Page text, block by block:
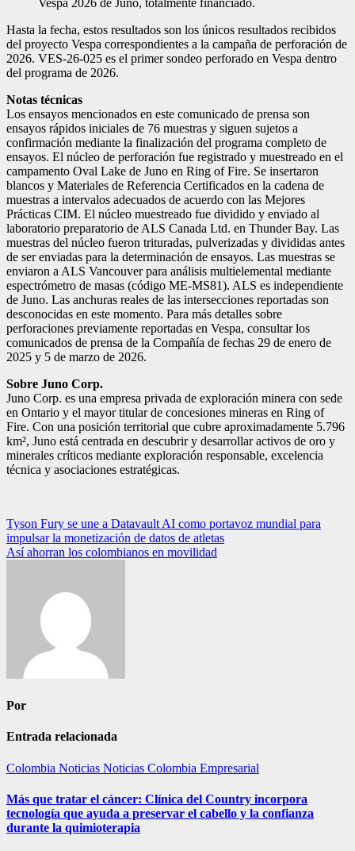
Vespa 2026 de Juno, totalmente financiado.
Hasta la fecha, estos resultados son los únicos resultados recibidos
del proyecto Vespa correspondientes a la campaña de perforación de
2026. VES-26-025 es el primer sondeo perforado en Vespa dentro
del programa de 2026.
Notas técnicas
Los ensayos mencionados en este comunicado de prensa son
ensayos rápidos iniciales de 76 muestras y siguen sujetos a
confirmación mediante la finalización del programa completo de
ensayos. El núcleo de perforación fue registrado y muestreado en el
campamento Oval Lake de Juno en Ring of Fire. Se insertaron
blancos y Materiales de Referencia Certificados en la cadena de
muestras a intervalos adecuados de acuerdo con las Mejores
Prácticas CIM. El núcleo muestreado fue dividido y enviado al
laboratorio preparatorio de ALS Canada Ltd. en Thunder Bay. Las
muestras del núcleo fueron trituradas, pulverizadas y divididas antes
de ser enviadas para la determinación de ensayos. Las muestras se
enviaron a ALS Vancouver para análisis multielemental mediante
espectrómetro de masas (código ME-MS81). ALS es independiente
de Juno. Las anchuras reales de las intersecciones reportadas son
desconocidas en este momento. Para más detalles sobre
perforaciones previamente reportadas en Vespa, consultar los
comunicados de prensa de la Compañía de fechas 29 de enero de
2025 y 5 de marzo de 2026.
Sobre Juno Corp.
Juno Corp. es una empresa privada de exploración minera con sede
en Ontario y el mayor titular de concesiones mineras en Ring of
Fire. Con una posición territorial que cubre aproximadamente 5.796
km², Juno está centrada en descubrir y desarrollar activos de oro y
minerales críticos mediante exploración responsable, excelencia
técnica y asociaciones estratégicas.
Navegación
de
Tyson Fury se une a Datavault AI como portavoz mundial para
impulsar la monetización de datos de atletas
Así ahorran los colombianos en movilidad
Por
Entrada relacionada
Colombia Noticias Noticias Colombia Empresarial
Más que tratar el cáncer: Clínica del Country incorpora
tecnología que ayuda a preservar el cabello y la confianza
durante la quimioterapia